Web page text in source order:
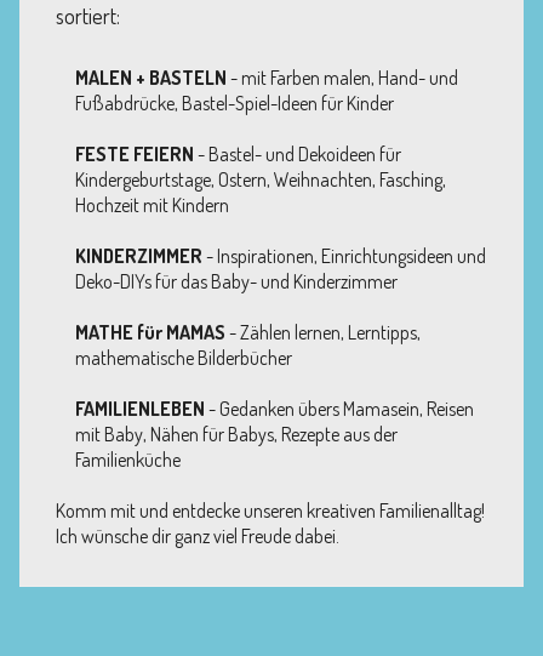
sortiert:
MALEN + BASTELN - mit Farben malen, Hand- und
Fußabdrücke, Bastel-Spiel-Ideen für Kinder
FESTE FEIERN - Bastel- und Dekoideen für
Kindergeburtstage, Ostern, Weihnachten, Fasching,
Hochzeit mit Kindern
KINDERZIMMER - Inspirationen, Einrichtungsideen und
Deko-DIYs für das Baby- und Kinderzimmer
MATHE für MAMAS - Zählen lernen, Lerntipps,
mathematische Bilderbücher
FAMILIENLEBEN - Gedanken übers Mamasein, Reisen
mit Baby, Nähen für Babys, Rezepte aus der
Familienküche
Komm mit und entdecke unseren kreativen Familienalltag!
Ich wünsche dir ganz viel Freude dabei.